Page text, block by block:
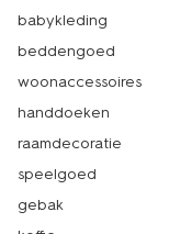
babykleding
beddengoed
woonaccessoires
handdoeken
raamdecoratie
speelgoed
gebak